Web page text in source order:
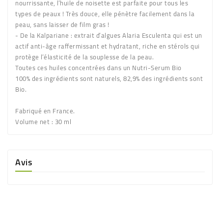
nourrissante, l’huile de noisette est parfaite pour tous les
types de peaux ! Très douce, elle pénètre facilement dans la
peau, sans laisser de film gras !
- De la Kalpariane : extrait d’algues Alaria Esculenta qui est un
actif anti-âge raffermissant et hydratant, riche en stérols qui
protège l’élasticité de la souplesse de la peau.
Toutes ces huiles concentrées dans un Nutri-Serum Bio
100% des ingrédients sont naturels, 82,9% des ingrédients sont
Bio.
Fabriqué en France.
Volume net : 30 ml
Avis